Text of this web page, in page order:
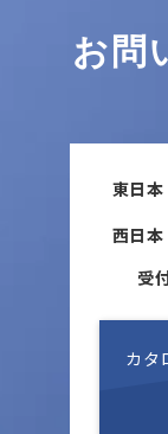
お問
東日本
西日本
受
カタ